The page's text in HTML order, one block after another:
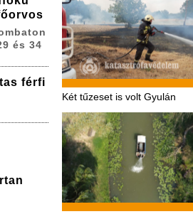
Két tűzeset is volt Gyulán
és 34
férfi